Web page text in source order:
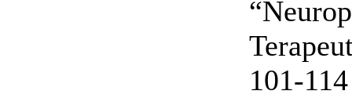
101-114